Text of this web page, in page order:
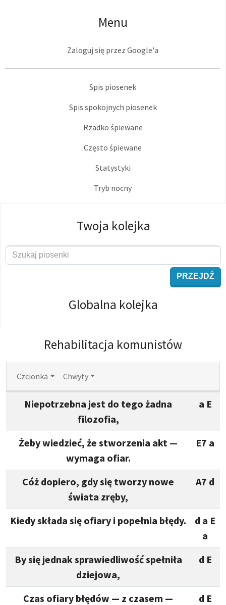
Menu
Zaloguj się przez Google'a
Spis piosenek
Spis spokojnych piosenek
Rzadko śpiewane
Często śpiewane
Statystyki
Tryb nocny
Twoja kolejka
PRZEJDŹ
Globalna kolejka
Rehabilitacja komunistów
Czcionka Chwyty
Niepotrzebna jest do tego żadna
filozofia,
a E
Żeby wiedzieć, że stworzenia akt —
wymaga ofiar.
E7 a
Cóż dopiero, gdy się tworzy nowe
świata zręby,
A7 d
Kiedy składa się ofiary i popełnia błędy.
d a E
a
By się jednak sprawiedliwość spełniła
dziejowa,
d E
Czas ofiary błędów — z czasem —
d E